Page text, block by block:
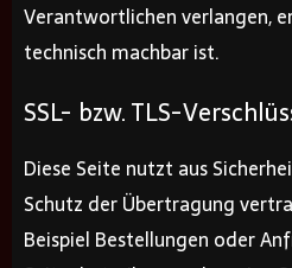
Verantwortlichen verlangen,
technisch machbar ist.
SSL- bzw. TLS-
Diese Seite nutzt aus
Schutz der Übertragung
Beispiel Bestellungen oder